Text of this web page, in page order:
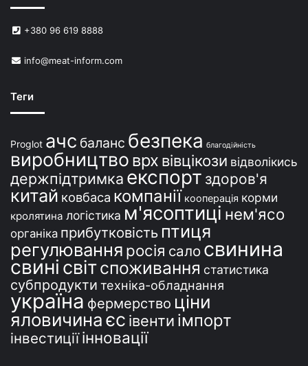
+380 96 619 8888
info@meat-inform.com
Теги
Proglot ачс баланс безпека благодійність
виробництво врх вівцікози відволікись
держпідтримка експорт здоров'я
китай ковбаса компанії кооперація корми
кролятина логістика м'ясоптиці нем'ясо
органіка прибутковість птиця
регулювання росія сало свинина
свині світспоживання статистика
субпродукти техніка-обладнання
україна фермерство ціни
яловичинаєс івенти імпорт
інвестиції інновації